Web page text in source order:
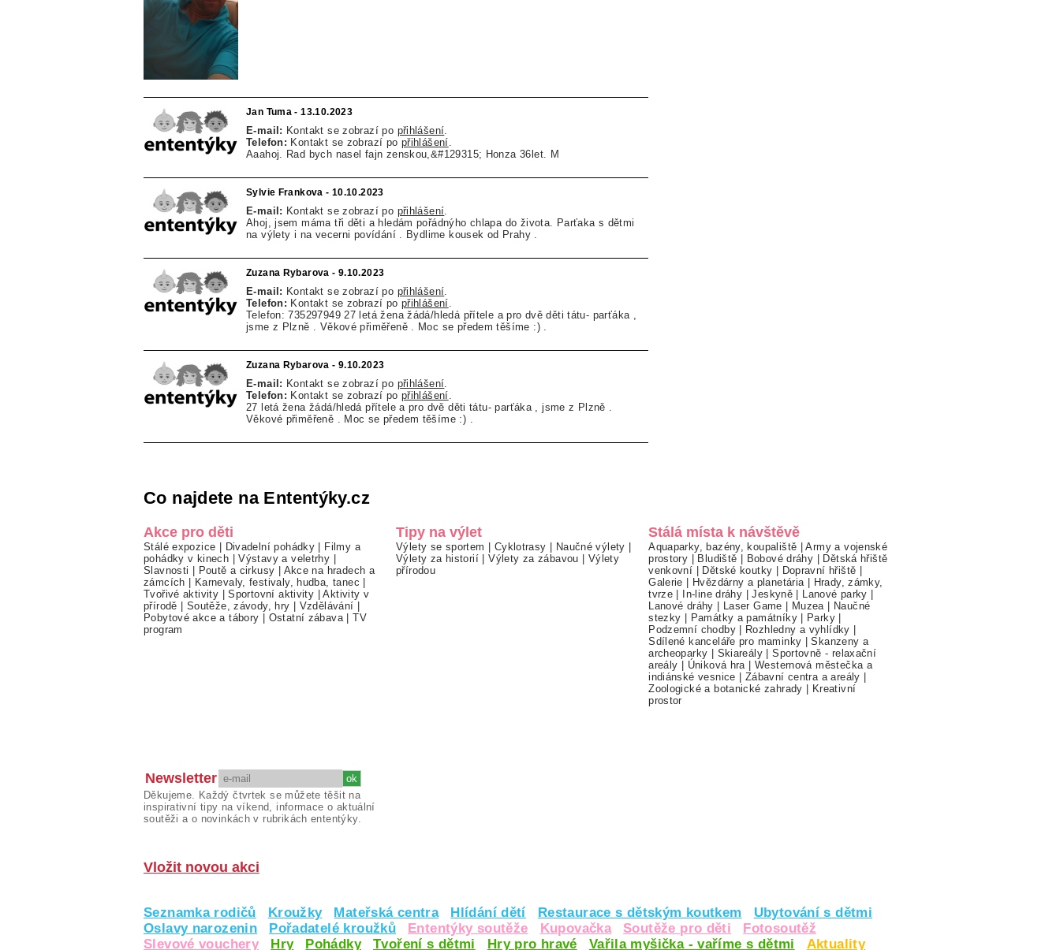
Jan Tuma - 13.10.2023
E-mail: Kontakt se zobrazí po přihlášení.
Telefon: Kontakt se zobrazí po přihlášení.
Aaahoj. Rad bych nasel fajn zenskou,&#129315; Honza 36let. M
Sylvie Frankova - 10.10.2023
E-mail: Kontakt se zobrazí po přihlášení.
Ahoj, jsem máma tři děti a hledám pořádnýho chlapa do života. Parťaka s dětmi
na výlety i na vecerni povídání . Bydlime kousek od Prahy .
Zuzana Rybarova - 9.10.2023
E-mail: Kontakt se zobrazí po přihlášení.
Telefon: Kontakt se zobrazí po přihlášení.
Telefon: 735297949 27 letá žena žádá/hledá přítele a pro dvě děti tátu- parťáka ,
jsme z Plzně . Věkové přiměřeně . Moc se předem těšíme :) .
Zuzana Rybarova - 9.10.2023
E-mail: Kontakt se zobrazí po přihlášení.
Telefon: Kontakt se zobrazí po přihlášení.
27 letá žena žádá/hledá přítele a pro dvě děti tátu- parťáka , jsme z Plzně .
Věkové přiměřeně . Moc se předem těšíme :) .
Co najdete na Ententýky.cz
Akce pro děti
Stálé expozice Divadelní pohádky
Filmy a
pohádky v kinech |Výstavy a veletrhy
Slavnosti
Poutě a cirkusy
Akce na hradech a
zámcích
Karnevaly, festivaly, hudba, tanec
Tvořivé aktivity |Sportovní aktivity |Aktivity v
přírodě
Soutěže, závody, hry Vzdělávání
Pobytové akce a tábory
Ostatní zábava|TV
program
Tipy na výlet
Výlety se sportem Cyklotrasy Naučné výlety
Výlety za historií |Výlety za zábavou
Výlety
přírodou
Stálá místa k návštěvě
Aquaparky, bazény, koupaliště |Army a vojenské
prostory
Bludiště Bobové dráhy
Dětská hřiště
venkovní
Dětské koutky Dopravní hřiště
Galerie
Hvězdárny a planetária|
Hrady, zámky,
tvrze
In-line dráhy |Jeskyně Lanové parky
Lanové dráhy
Laser Game Muzea|
Naučné
stezky
Památky a památníky| Parky
Podzemní chodby| Rozhledny a vyhlídky
Sdílené kanceláře pro maminky |Skanzeny a
archeoparky
Skiareály |Sportovně - relaxační
areály
Úniková hra|Westernová městečka a
indiánské vesnice
Zábavní centra a areály
Zoologické a botanické zahrady
Kreativní
prostor
Newsletter
Děkujeme. Každý čtvrtek se můžete těšit na
inspirativní tipy na víkend, informace o aktuální
soutěži a o novinkách v rubrikách ententýky.
Vložit novou akci
Seznamka rodičů Kroužky Mateřská centra Hlídání dětí Restaurace s dětským koutkem
Ubytování s dětmi
Oslavy narozenin
Pořadatelé kroužků Ententýky soutěže Kupovačka Soutěže pro děti
Fotosoutěž
Slevové vouchery
Hry Pohádky Tvoření s dětmi Hry pro hravé Vařila myšička - vaříme s dětmi Aktuality